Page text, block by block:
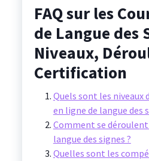
FAQ sur les
de Langue des
Niveaux,
Certification
Quels sont les niveaux
en ligne de langue des
Comment se
langue des signes ?
Quelles sont les